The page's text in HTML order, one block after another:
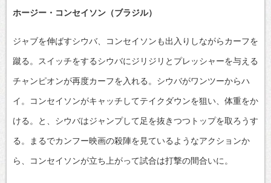
ホージー・コンセイソン（ブラジル）
ジャブを伸ばすシウバ、コンセイソンも出入りしながらカーフを
蹴る。スイッチをするシウバにジリジリとプレッシャーを与える
チャンピオンが再度カーフを入れる。シウバがワンツーからハ
イ。コンセイソンがキャッチしてテイクダウンを狙い、体重をか
ける。と、シウバはジャンプして足を抜きつつトップを取ろうす
る。まるでカンフー映画の殺陣を見ているようなアクションか
ら、コンセイソンが立ち上がって試合は打撃の間合いに。